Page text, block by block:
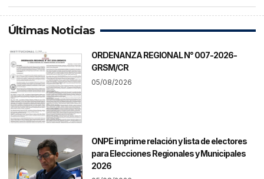
Últimas Noticias
ORDENANZA REGIONAL N° 007-2026-
GRSM/CR
05/08/2026
ONPE imprime relación y lista de electores
para Elecciones Regionales y Municipales
2026